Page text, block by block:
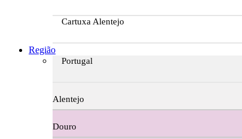
Cartuxa Alentejo
Casa Dos Migueis Douro
Casa Relvas Alentejo
Região
Portugal
Alentejo
Douro